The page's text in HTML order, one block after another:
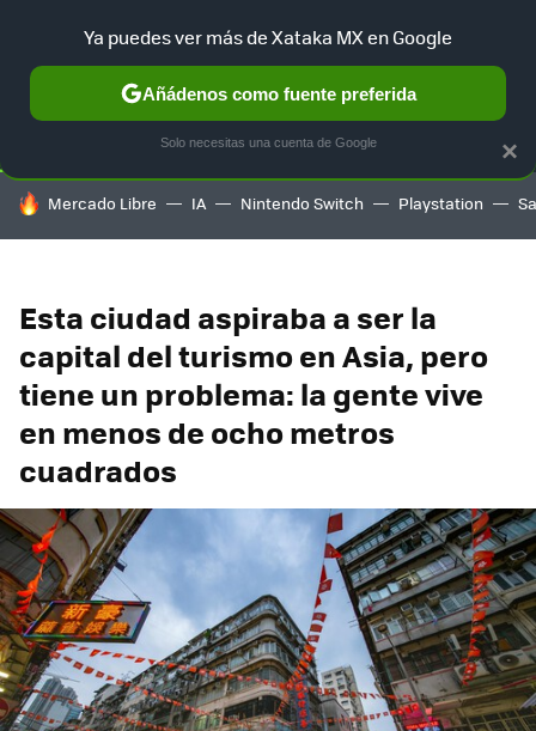
SELECCIÓN GAMING HOME AUTO TERRITORIO
HOY SE HABLA DE
Mercado Libre IA Nintendo Switch Playstation
Esta ciudad aspiraba a ser la
capital del turismo en Asia, pero
tiene un problema: la gente vive
en menos de ocho metros
cuadrados
×
Ya puedes ver más de Xataka MX en Google
Añádenos como fuente preferida
Solo necesitas una cuenta de Google